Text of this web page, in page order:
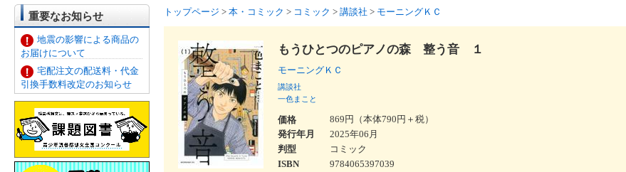
重要なお知らせ
地震の影響による商品の
お届けについて
宅配注文の配送料・代金
引換手数料改定のお知らせ
トップページ > 本・コミック > コミック > 講談社 > モーニングＫＣ
もうひとつのピアノの森 整う音 １
モーニングＫＣ
講談社
一色まこと
価格
869円（本体790円＋税）
発行年月
2025年06月
判型
コミック
ISBN
9784065397039